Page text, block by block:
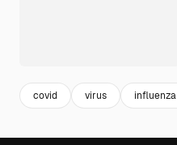
covid virus influenza